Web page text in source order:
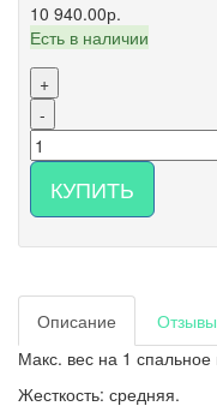
10 940.00р.
Есть в наличии
+
-
КУПИТЬ
Описание Отзывы
Макс. вес на 1 спальное
Жесткость: средняя.